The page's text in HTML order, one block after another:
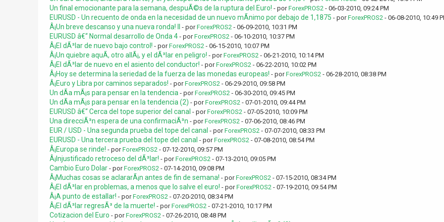
Un final emocionante para la semana, despuÃ©s de la ruptura del Euro! - porForexPROS2- 06-03-2010, 09:24 PM
EURUSD - Un recuento de onda en la necesidad de un nuevo mÃ­nimo por debajo de 1,1875 - porForexPROS2- 06-08-2010, 10:49
Â¡Un breve descanso y una nueva ronda! II - porForexPROS2- 06-09-2010, 10:31 PM
EURUSD â€“ Normal desarrollo de Onda 4 - porForexPROS2- 06-10-2010, 10:37 PM
Â¡El dÃ³lar de nuevo bajo control! - porForexPROS2- 06-15-2010, 10:07 PM
Â¡Un quiebre aquÃ­, otro allÃ¡, y el dÃ³lar en peligro! - porForexPROS2- 06-21-2010, 10:14 PM
Â¡El dÃ³lar de nuevo en el asiento del conductor! - porForexPROS2- 06-22-2010, 10:02 PM
Â¡Hoy se determina la seriedad de la fuerza de las monedas europeas! - porForexPROS2- 06-28-2010, 08:38 PM
Â¡Euro y Libra por caminos separados! - porForexPROS2- 06-29-2010, 09:58 PM
Un dÃ­a mÃ¡s para pensar en la tendencia - porForexPROS2- 06-30-2010, 09:45 PM
Un dÃ­a mÃ¡s para pensar en la tendencia (2) - porForexPROS2- 07-01-2010, 09:44 PM
EURUSD â€“ Cerca del tope superior del canal - porForexPROS2- 07-05-2010, 10:09 PM
Una direcciÃ³n espera de una confirmaciÃ³n - porForexPROS2- 07-06-2010, 08:46 PM
EUR / USD - Una segunda prueba del tope del canal - porForexPROS2- 07-07-2010, 08:33 PM
EURUSD - Una tercera prueba del tope del canal - porForexPROS2- 07-08-2010, 08:54 PM
Â¡Europa se rinde! - porForexPROS2- 07-12-2010, 09:57 PM
Â¡Injustificado retroceso del dÃ³lar! - porForexPROS2- 07-13-2010, 09:05 PM
Cambio Euro Dolar - porForexPROS2- 07-14-2010, 09:08 PM
Â¡Muchas cosas se aclararÃ¡n antes de fin de semana! - porForexPROS2- 07-15-2010, 08:34 PM
Â¡El dÃ³lar en problemas, a menos que lo salve el euro! - porForexPROS2- 07-19-2010, 09:54 PM
Â¡A punto de estallar! - porForexPROS2- 07-20-2010, 08:34 PM
Â¡El dÃ³lar regresÃ³ de la muerte! - porForexPROS2- 07-21-2010, 10:17 PM
Cotizacion del Euro - porForexPROS2- 07-26-2010, 08:48 PM